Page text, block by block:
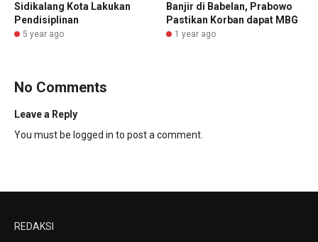
Sidikalang Kota Lakukan
Pendisiplinan
5 year ago
Banjir di Babelan, Prabowo
Pastikan Korban dapat MBG
1 year ago
No Comments
Leave a Reply
You must be logged in to post a comment.
REDAKSI